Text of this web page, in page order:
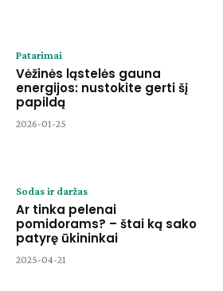
Patarimai
Vėžinės ląstelės gauna
energijos: nustokite gerti šį
papildą
2026-01-25
Sodas ir daržas
Ar tinka pelenai
pomidorams? – štai ką sako
patyrę ūkininkai
2025-04-21